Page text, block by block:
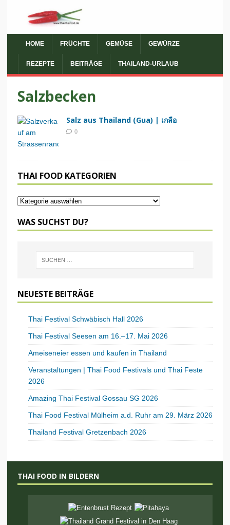
HOME FRÜCHTE GEMÜSE GEWÜRZE
REZEPTE BEITRÄGE THAILAND-URLAUB
Salzbecken
Salz aus Thailand (Gua) | เกลือ
0
THAI FOOD KATEGORIEN
WAS SUCHST DU?
NEUESTE BEITRÄGE
Thai Festival Schwäbisch Hall 2026
Thai Festival Seesen am 16.–17. Mai 2026
Ameiseneier essen und kaufen in Thailand
Veranstaltungen | Thai Food Festivals und Thai Feste
2026
Amazing Thai Festival Gossau SG 2026
Thai Food Festival Mülheim a.d. Ruhr am 29. März 2026
Thailand Festival Gretzenbach 2026
THAI FOOD IN BILDERN